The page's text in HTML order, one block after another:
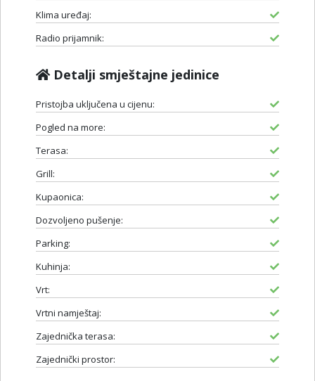
Klima uređaj:
Radio prijamnik:
Detalji smještajne jedinice
Pristojba uključena u cijenu:
Pogled na more:
Terasa:
Grill:
Kupaonica:
Dozvoljeno pušenje:
Parking:
Kuhinja:
Vrt:
Vrtni namještaj:
Zajednička terasa:
Zajednički prostor: